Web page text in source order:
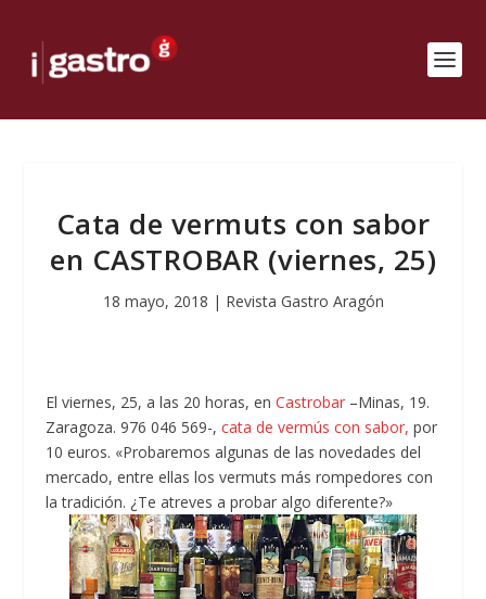
Cata de vermuts con sabor
en CASTROBAR (viernes, 25)
18 mayo, 2018 | Revista Gastro Aragón
El viernes, 25, a las 20 horas, enCastrobar –Minas, 19.
Zaragoza. 976 046 569-,cata de vermús con sabor, por
10 euros. «Probaremos algunas de las novedades del
mercado, entre ellas los vermuts más rompedores con
la tradición. ¿Te atreves a probar algo diferente?»